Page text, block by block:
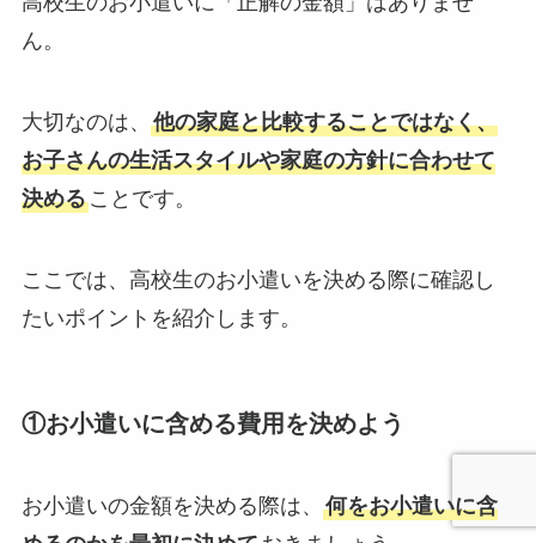
ん。
大切なのは、 他の家庭と比較することではなく、
お子さんの生活スタイルや家庭の方針に合わせて
決めることです。
ここでは、高校生のお小遣いを決める際に確認し
たいポイントを紹介します。
①お小遣いに含める費用を決めよう
お小遣いの金額を決める際は、 何をお小遣いに含